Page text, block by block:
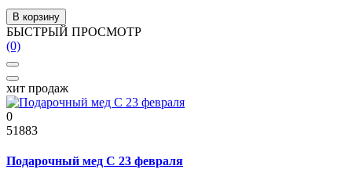
В корзину
БЫСТРЫЙ ПРОСМОТР
(0)
хит продаж
0
51883
Подарочный мед С 23 февраля